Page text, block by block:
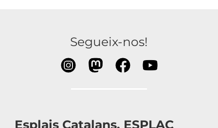
Segueix-nos!
Esplais Catalans, ESPLAC